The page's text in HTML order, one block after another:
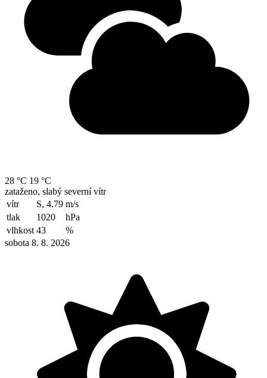
28 °C 19 °C
zataženo, slabý severní vítr
vítr
S, 4.79 m/s
tlak
1020
hPa
vlhkost 43
%
sobota 8. 8. 2026